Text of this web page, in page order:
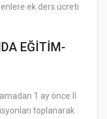
ek ders ücreti
EĞİTİM-
1 ay önce İl
toplanarak